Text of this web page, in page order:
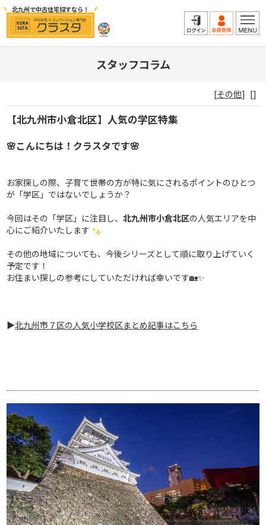
北九州で中古住宅探すなら！
スタッフコラム
[その他] []
【北九州市小倉北区】人気の学区特集
🌸こんにちは！クラスタです🌸
お家探しの際、子育て世帯の方が特に気にされるポイントのひとつ
が「学区」ではないでしょうか？
今回はその「学区」に注目し、北九州市小倉北区の人気エリアを中
心にご紹介いたします
その他の地域についても、今後シリーズとして順に取り上げていく
予定です！
お住まい探しの参考にしていただければ幸いです🏡✨
▶北九州市７区の人気小学校区まとめ記事はこちら